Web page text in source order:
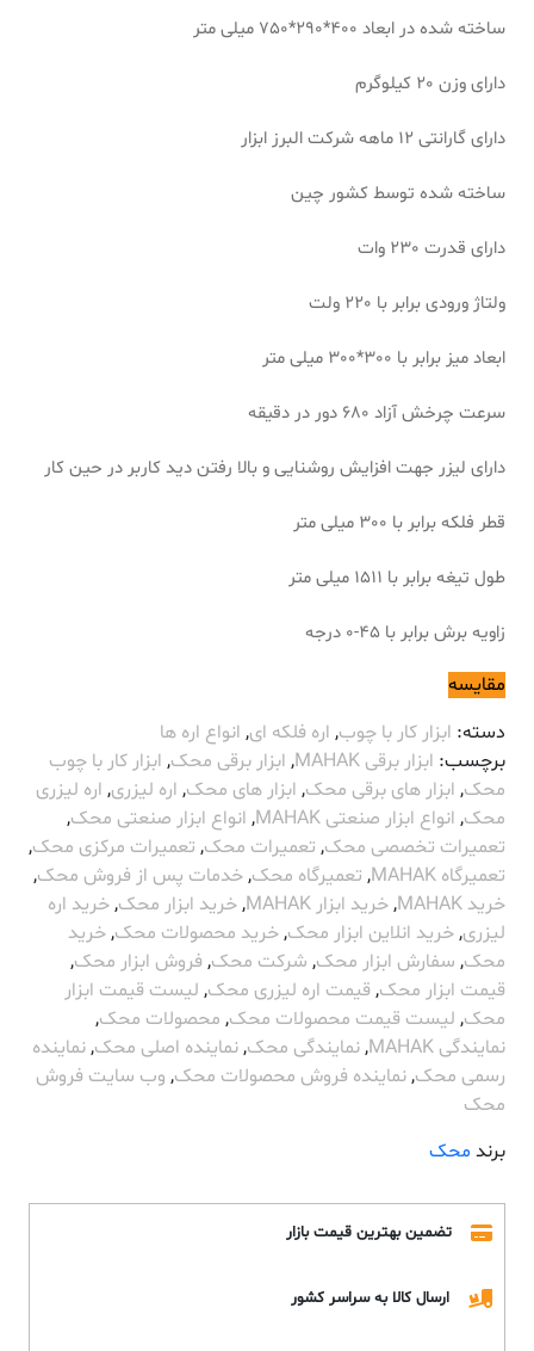
ساخته شده در ابعاد 400*290*750 میلی متر
دارای وزن 20 کیلوگرم
دارای گارانتی 12 ماهه شرکت البرز ابزار
ساخته شده توسط کشور چین
دارای قدرت 230 وات
ولتاژ ورودی برابر با 220 ولت
ابعاد میز برابر با 300*300 میلی متر
سرعت چرخش آزاد 680 دور در دقیقه
دارای لیزر جهت افزایش روشنایی و بالا رفتن دید کاربر در حین کار
قطر فلکه برابر با 300 میلی متر
طول تیغه برابر با 1511 میلی متر
زاویه برش برابر با 45-0 درجه
مقایسه
دسته: ابزار کار با چوب, اره فلکه ای, انواع اره ها
برچسب: ابزار برقی MAHAK , ابزار برقی محک, ابزار کار با چوب
محک, ابزار های برقی محک, ابزار های محک, اره لیزری, اره لیزری
محک, انواع ابزار صنعتی MAHAK , انواع ابزار صنعتی محک,
تعمیرات تخصصی محک, تعمیرات محک, تعمیرات مرکزی محک,
تعمیرگاه MAHAK
, تعمیرگاه محک,خدمات پس از فروش محک,
خرید MAHAK
,خرید ابزار MAHAK ,خرید ابزار محک,خرید اره
لیزری,خرید انلاین ابزار محک,خرید محصولات محک,خرید
محک, سفارش ابزار محک, شرکت محک, فروش ابزار محک,
قیمت ابزار محک, قیمت اره لیزری محک, لیست قیمت ابزار
محک, لیست قیمت محصولات محک, محصولات محک,
نمایندگی MAHAK
,نمایندگی محک,نماینده اصلی محک,نماینده
رسمی محک,نماینده فروش محصولات محک, وب سایت فروش
محک
برند محک
تضمین بهترین قیمت بازار
ارسال کالا به سراسر کشور